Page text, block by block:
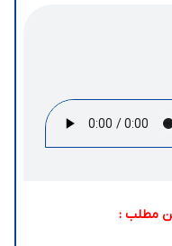
مطلب :